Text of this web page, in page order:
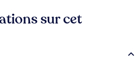
voyageurs sont séduits par le
avec la plage.
sur cet